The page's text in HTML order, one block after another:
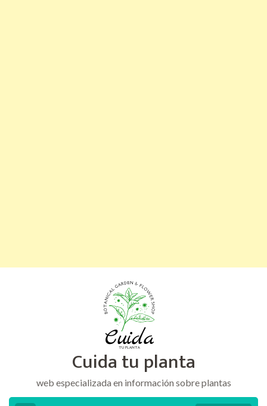
Intro)
Cuida tu planta
web especializada en información sobre plantas